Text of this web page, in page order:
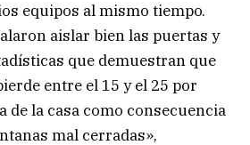
equipos al mismo tiempo.
aislar bien las puertas y
que demuestran que
entre el 15 y el 25 por
de la casa como consecuencia
mal cerradas»,